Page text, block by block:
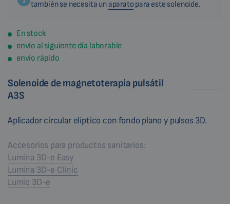
también se necesita un aparato para este solenoide.
En stock
envío al siguiente día laborable
envío rápido
Solenoide de magnetoterapia pulsátil
A3S
Aplicador circular elíptico con fondo plano y pulsos 3D.
Accesorios para productos sanitarios:
Lumina 3D-e Easy
Lumina 3D-e Clinic
Lumio 3D-e